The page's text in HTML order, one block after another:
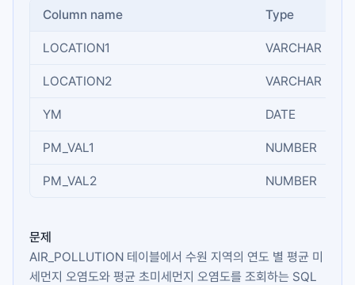
Column name Type
LOCATION1 VARCHAR
LOCATION2 VARCHAR
YM DATE
PM_VAL1 NUMBER
PM_VAL2 NUMBER
문제
AIR_POLLUTION 테이블에서 수원 지역의 연도 별 평균 미
세먼지 오염도와 평균 초미세먼지 오염도를 조회하는 SQL